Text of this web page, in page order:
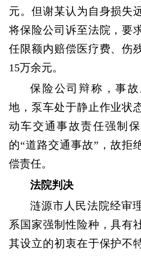
元。但谢某认为自身损失
将保险公司诉至法院，要
任限额内赔偿医疗费、伤
15万余元。
保险公司辩称，事
地，泵车处于静止作业状
动车交通事故责任强制
的“道路交通事故”，故拒
偿责任。
法院判决
涟源市人民法院经审
系国家强制性险种，具有
其设立的初衷在于保护不